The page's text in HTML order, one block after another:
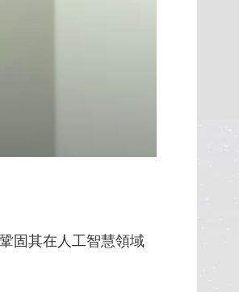
固其在人工智慧領域